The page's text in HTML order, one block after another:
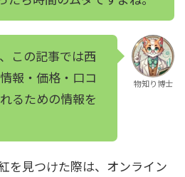
この記事では西
報・価格・口コ
るための情報を
物知り博士
を見つけた際は、オンライン